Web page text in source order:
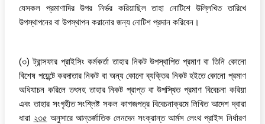
যেসকল প্রমাণাদির উপর নির্ভর করিয়াছিল তাহা নোটিশে উল্লিখিত তারিখে
উপস্থাপনের বা উপস্থাপন করানোর জন্য নোটিশ প্রদান করিবেন।
(৩) ট্রান্সফার প্রাইসিং কর্মকর্তা তাহার নিকট উপস্থাপিত প্রমাণ বা তিনি কোনো
বিশেষ পয়েন্টে করদাতার নিকট বা অন্য কোনো ব্যক্তির নিকট হইতে কোনো প্রমাণ
অধিযাচন করিলে তৎসহ তাহার নিকট প্রাপ্ত বা উপস্থিত প্রমাণ বিবেচনা করিয়া
এবং তাহার সংগৃহীত সংশ্লিষ্ট সকল কাগজপত্র বিবেচনাক্রমে লিখিত আদেশ দ্বারা
ধারা ২৩৫ অনুসারে আন্তর্জাতিক লেনদেন সংক্রান্ত আর্মস লেংথ প্রাইস নির্ধারণ